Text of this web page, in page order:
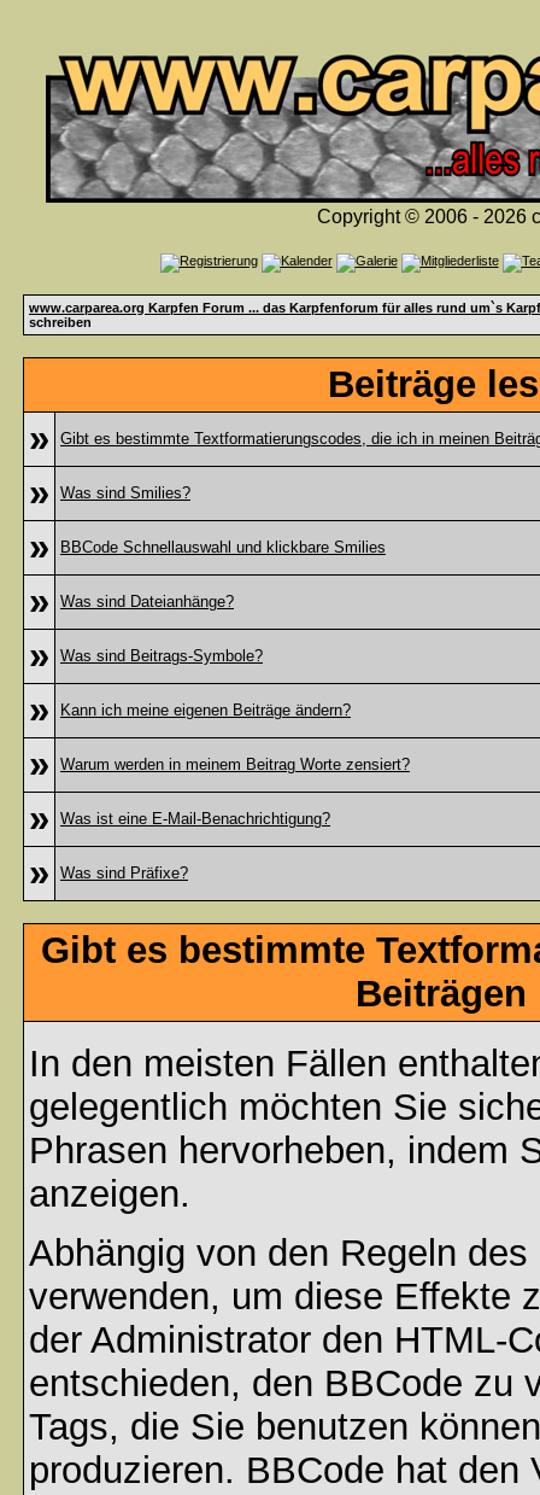
Copyright © 2006 - 2026
www.carparea.org Karpfen Forum ... das Karpfenforum für alles rund um`s
schreiben
Beiträge
»
Gibt es bestimmte Textformatierungscodes, die ich in meinen
» Was sind Smilies?
» BBCode Schnellauswahl und klickbare Smilies
» Was sind Dateianhänge?
» Was sind Beitrags-Symbole?
» Kann ich meine eigenen Beiträge ändern?
» Warum werden in meinem Beitrag Worte zensiert?
» Was ist eine E-Mail-Benachrichtigung?
» Was sind Präfixe?
Gibt es bestimmte
Beiträgen
In den meisten Fällen
gelegentlich möchten Sie
Phrasen hervorheben, indem
anzeigen.
Abhängig von den Regeln
verwenden, um diese Effekte
der Administrator den HTML-
entschieden, den BBCode zu
Tags, die Sie benutzen
produzieren. BBCode hat